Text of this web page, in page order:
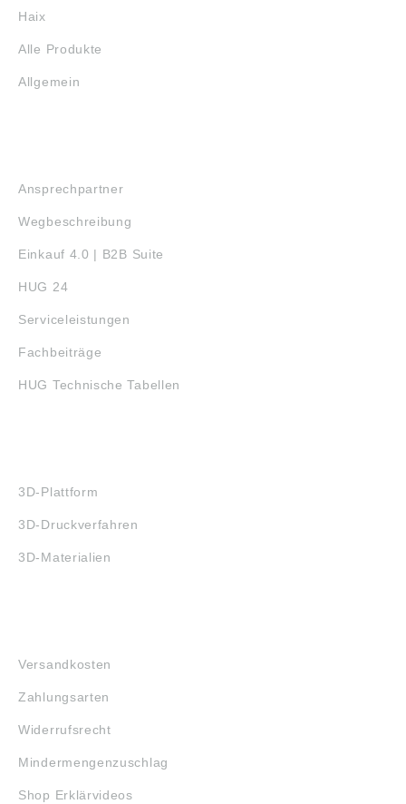
Haix
Alle Produkte
Allgemein
Ansprechpartner
Wegbeschreibung
Einkauf 4.0 | B2B Suite
HUG 24
Serviceleistungen
Fachbeiträge
HUG Technische Tabellen
3D-Plattform
3D-Druckverfahren
3D-Materialien
Versandkosten
Zahlungsarten
Widerrufsrecht
Mindermengenzuschlag
Shop Erklärvideos